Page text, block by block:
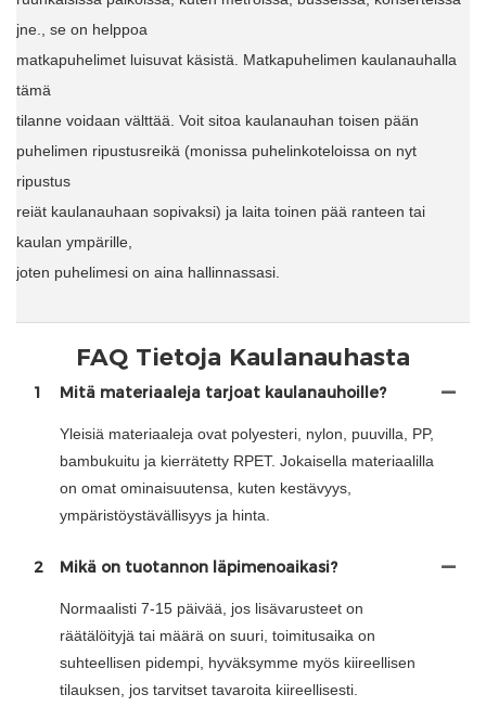
jne., se on helppoa
matkapuhelimet luisuvat käsistä. Matkapuhelimen kaulanauhalla
tämä
tilanne voidaan välttää. Voit sitoa kaulanauhan toisen pään
puhelimen ripustusreikä (monissa puhelinkoteloissa on nyt
ripustus
reiät kaulanauhaan sopivaksi) ja laita toinen pää ranteen tai
kaulan ympärille,
joten puhelimesi on aina hallinnassasi.
FAQ Tietoja Kaulanauhasta
1 Mitä materiaaleja tarjoat kaulanauhoille?
Yleisiä materiaaleja ovat polyesteri, nylon, puuvilla, PP,
bambukuitu ja kierrätetty RPET. Jokaisella materiaalilla
on omat ominaisuutensa, kuten kestävyys,
ympäristöystävällisyys ja hinta.
2 Mikä on tuotannon läpimenoaikasi?
Normaalisti 7-15 päivää, jos lisävarusteet on
räätälöityjä tai määrä on suuri, toimitusaika on
suhteellisen pidempi, hyväksymme myös kiireellisen
tilauksen, jos tarvitset tavaroita kiireellisesti.